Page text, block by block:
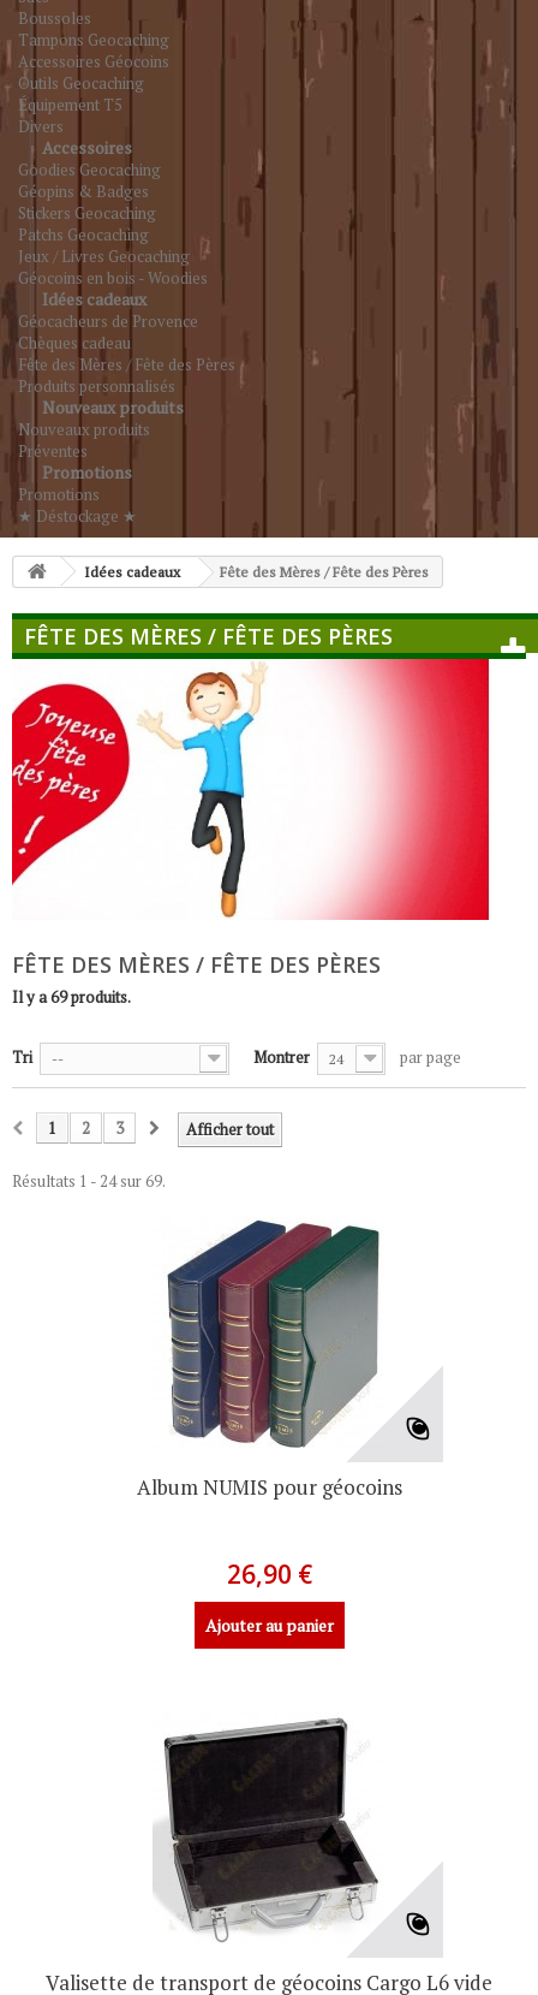
Boussoles
Tampons Geocaching
Accessoires Géocoins
Outils Geocaching
Équipement T5
Divers
Accessoires
Goodies Geocaching
Géopins & Badges
Stickers Geocaching
Patchs Geocaching
Jeux / Livres Geocaching
Géocoins en bois - Woodies
Idées cadeaux
Géocacheurs de Provence
Chèques cadeau
Fête des Mères / Fête des Pères
Produits personnalisés
Nouveaux produits
Nouveaux produits
Préventes
Promotions
Promotions
★ Déstockage ★
Idées cadeaux Fête des Mères / Fête des Pères
FÊTE DES MÈRES / FÊTE DES PÈRES
FÊTE DES MÈRES / FÊTE DES PÈRES
Il y a 69 produits.
Tri -- Montrer 24 par page
Afficher tout
1 2 3
Résultats 1 - 24 sur 69.
Album NUMIS pour géocoins
26,90 €
Ajouter au panier
Valisette de transport de géocoins Cargo L6 vide